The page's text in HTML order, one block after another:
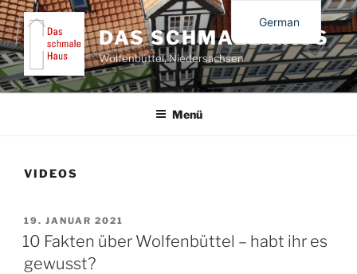
Zum
Inhalt
springen
DAS SCHMALE HAUS
Wolfenbüttel, Niedersachsen
Menü
VIDEOS
VERÖFFENTLICHT
AM
19. JANUAR 2021
10 Fakten über Wolfenbüttel – habt ihr es
gewusst?
German
English